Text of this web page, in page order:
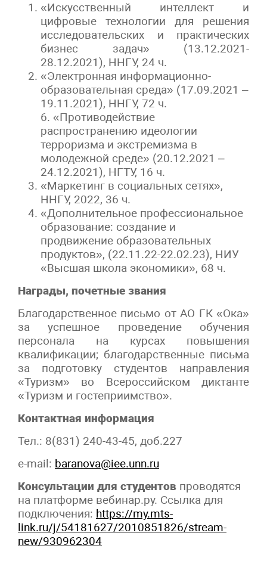
«Искусственный интеллект и
цифровые технологии для решения
исследовательских и практических
бизнес задач» (13.12.2021-
28.12.2021), ННГУ, 24 ч.
«Электронная информационно-
образовательная среда» (17.09.2021 –
19.11.2021), ННГУ, 72 ч.
6. «Противодействие
распространению идеологии
терроризма и экстремизма в
молодежной среде» (20.12.2021 –
24.12.2021), НГТУ, 16 ч.
«Маркетинг в социальных сетях»,
ННГУ, 2022, 36 ч.
«Дополнительное профессиональное
образование: создание и
продвижение образовательных
продуктов», (22.11.22-22.02.23), НИУ
«Высшая школа экономики», 68 ч.
Награды, почетные звания
Благодарственное письмо от АО ГК «Ока»
за успешное проведение обучения
персонала на курсах повышения
квалификации; благодарственные письма
за подготовку студентов направления
«Туризм» во Всероссийском диктанте
«Туризм и гостеприимство».
Контактная информация
Тел.: 8(831) 240-43-45, доб.227
e-mail: baranova@iee.unn.ru
Консультации для студентов проводятся
на платформе вебинар.ру. Ссылка для
подключения: https://my.mts-
link.ru/j/54181627/2010851826/stream-
new/930962304